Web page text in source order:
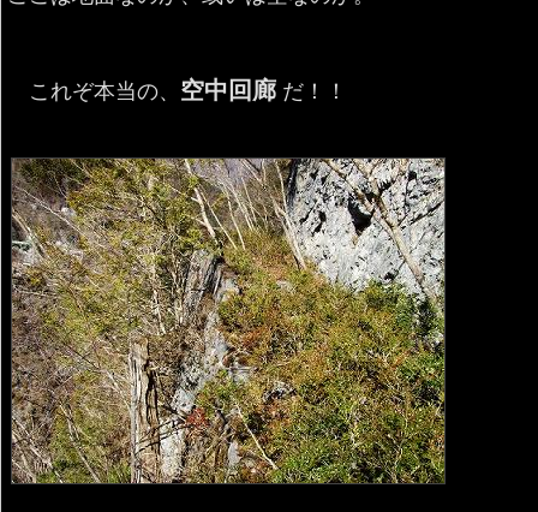
これぞ本当の、 空中回廊 だ！！